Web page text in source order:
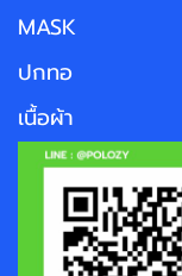
MASK
ปกทอ
เนื้อผ้า